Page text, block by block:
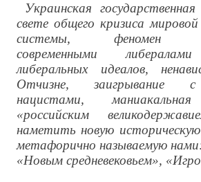
Украинская
свете общего кризиса мировой
системы, феномен
современными
либеральных идеалов,
Отчизне, заигрывание с
нацистами,
«российским
наметить новую историческую
метафорично называемую
«Новым средневековьем»,